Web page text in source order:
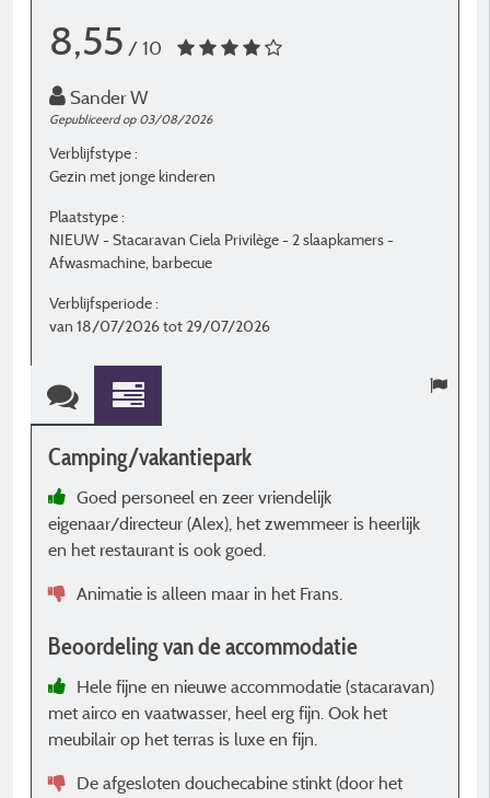
8,55 / 10
Sander W
Gepubliceerd op 03/08/2026
Verblijfstype :
Gezin met jonge kinderen
Plaatstype :
NIEUW - Stacaravan Ciela Privilège - 2 slaapkamers -
Afwasmachine, barbecue
Verblijfsperiode :
van 18/07/2026 tot 29/07/2026
Camping/vakantiepark
Goed personeel en zeer vriendelijk
eigenaar/directeur (Alex), het zwemmeer is heerlijk
en het restaurant is ook goed.
Animatie is alleen maar in het Frans.
Beoordeling van de accommodatie
Hele fijne en nieuwe accommodatie (stacaravan)
met airco en vaatwasser, heel erg fijn. Ook het
meubilair op het terras is luxe en fijn.
De afgesloten douchecabine stinkt (door het